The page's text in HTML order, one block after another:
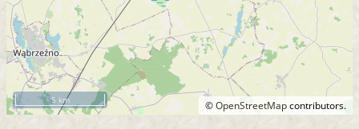
©OpenStreetMapcontributors.
5 km